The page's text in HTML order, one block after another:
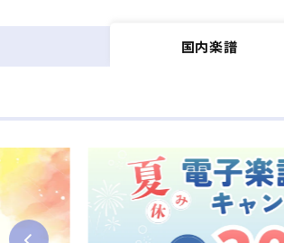
国内楽譜